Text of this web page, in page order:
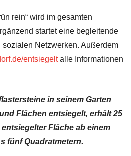
rein“ wird im gesamten
startet eine begleitende
Netzwerken. Außerdem
entsiegeltalle Informationen
in seinem Garten
Flächen entsiegelt, erhält 25
Fläche ab einem
fünf Quadratmetern.